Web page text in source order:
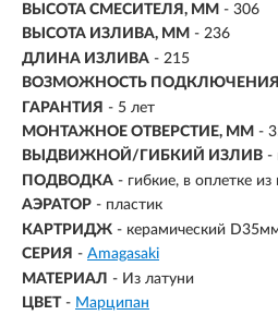
ВЫСОТА СМЕСИТЕЛЯ, ММ - 306
ВЫСОТА ИЗЛИВА, ММ - 236
ДЛИНА ИЗЛИВА - 215
ВОЗМОЖНОСТЬ ПОДКЛЮЧЕНИЯ
ГАРАНТИЯ - 5 лет
МОНТАЖНОЕ ОТВЕРСТИЕ, ММ -
ВЫДВИЖНОЙ/ГИБКИЙ ИЗЛИВ -
ПОДВОДКА - гибкие, в оплетке
АЭРАТОР - пластик
КАРТРИДЖ - керамический
СЕРИЯ - Amagasaki
МАТЕРИАЛ - Из латуни
ЦВЕТ - Марципан